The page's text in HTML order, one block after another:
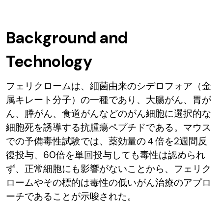
Background and
Technology
フェリクロームは、細菌由来のシデロフォア（金
属キレート分子）の一種であり、大腸がん、胃が
ん、膵がん、食道がんなどのがん細胞に選択的な
細胞死を誘導する抗腫瘍ペプチドである。マウス
での予備毒性試験では、薬効量の４倍を2週間反
復投与、60倍を単回投与しても毒性は認められ
ず、正常細胞にも影響がないことから、フェリク
ロームやその標的は毒性の低いがん治療のアプロ
ーチであることが示唆された。